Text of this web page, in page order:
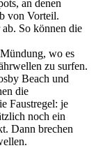
an denen
von Vorteil.
So können die
wo es
zu surfen.
Beach und
die
Faustregel: je
noch ein
Dann brechen